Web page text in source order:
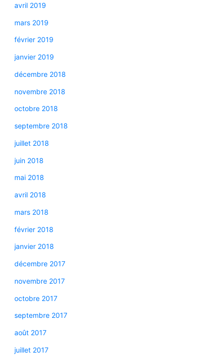
avril 2019
mars 2019
février 2019
janvier 2019
décembre 2018
novembre 2018
octobre 2018
septembre 2018
juillet 2018
juin 2018
mai 2018
avril 2018
mars 2018
février 2018
janvier 2018
décembre 2017
novembre 2017
octobre 2017
septembre 2017
août 2017
juillet 2017